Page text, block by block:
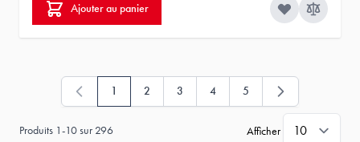
Ajouter au panier
Produits 1-10sur 296
Vous lisez actuellement la page
1 Page
2 Page
3 Page
4 Page
5
Afficher